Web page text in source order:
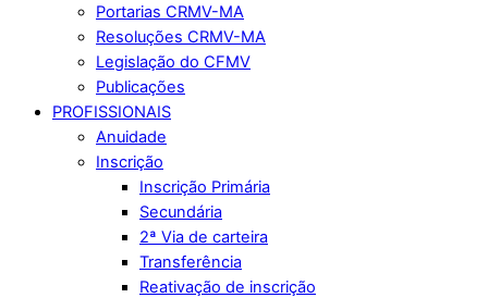
Portarias CRMV-MA
Resoluções CRMV-MA
Legislação do CFMV
Publicações
PROFISSIONAIS
Anuidade
Inscrição
Inscrição Primária
Secundária
2ª Via de carteira
Transferência
Reativação de inscrição